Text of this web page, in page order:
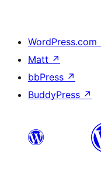
WordPress.com
Matt ↗
bbPress ↗
BuddyPress ↗